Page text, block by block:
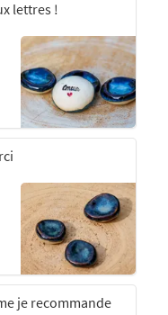
lettres !
je recommande